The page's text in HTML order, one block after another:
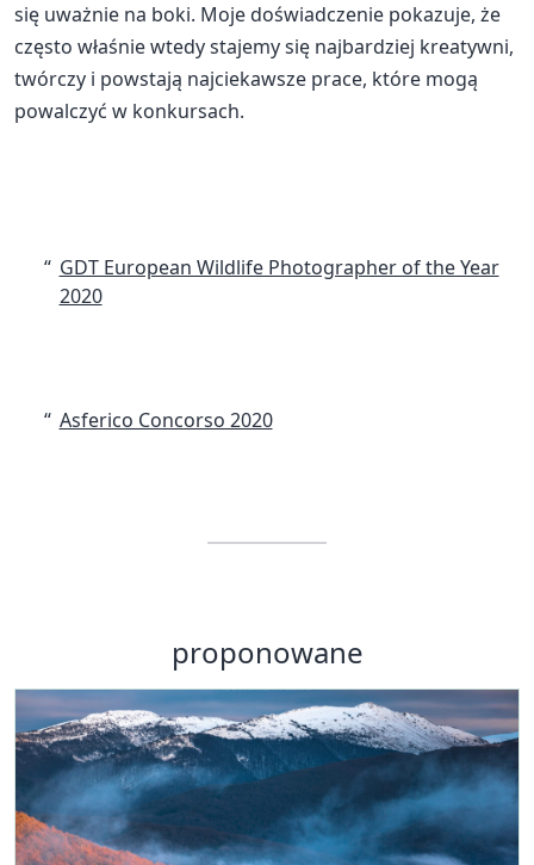
się uważnie na boki. Moje doświadczenie pokazuje, że
często właśnie wtedy stajemy się najbardziej kreatywni,
twórczy i powstają najciekawsze prace, które mogą
powalczyć w konkursach.
GDT European Wildlife Photographer of the Year
2020
Asferico Concorso 2020
proponowane